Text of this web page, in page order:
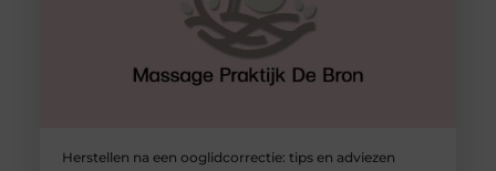
Herstellen na een ooglidcorrectie: tips en adviezen